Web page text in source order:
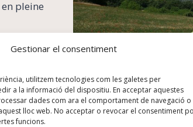
Gestionar el consentiment
utilitzem tecnologies com les galetes per
a la informació del dispositiu. En acceptar aquestes
dades com ara el comportament de navegació o
lloc web. No acceptar o revocar el consentiment
funcions.
pleine